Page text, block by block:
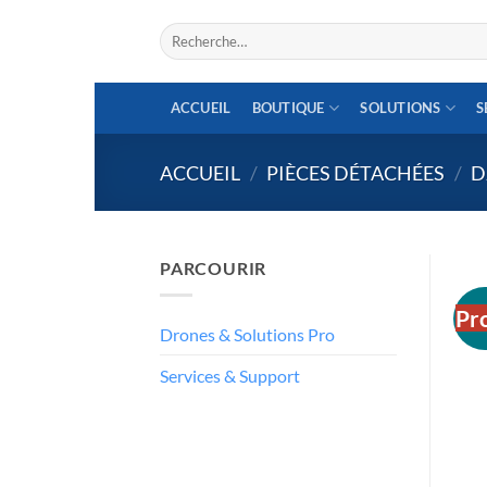
Recherche
pour :
ACCUEIL BOUTIQUE SOLUTIONS
ACCUEIL / PIÈCES DÉTACHÉES /
PARCOURIR
Drones & Solutions Pro
Services & Support